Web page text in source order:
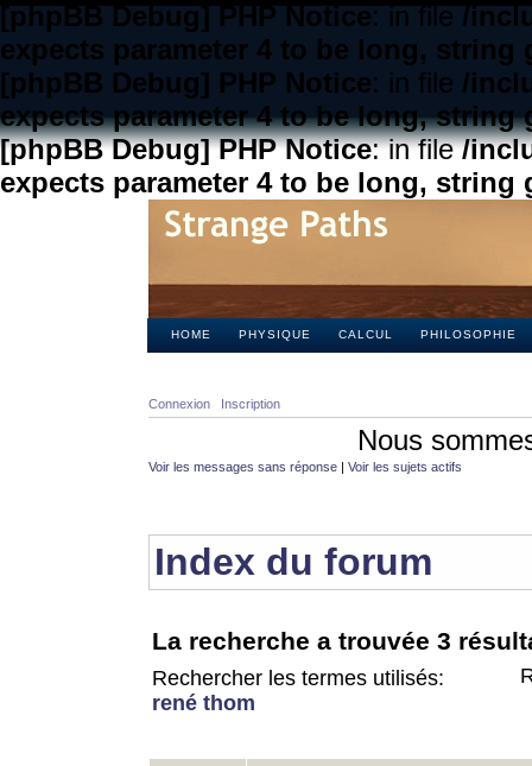
[phpBB Debug] PHP Notice: in file/
expects parameter 4 to be long, string
[phpBB Debug] PHP Notice: in file /
expects parameter 4 to be long, string
[phpBB Debug] PHP Notice: in file/
expects parameter 4 to be long, string
HOME PHYSIQUE CALCUL PHILOSOPHIE
Connexion Inscription
Nous
Voir les messages sans réponse | Voir les sujets actifs
Index du forum
La recherche a trouvée 3
Rechercher les termes utilisés:
rené thom